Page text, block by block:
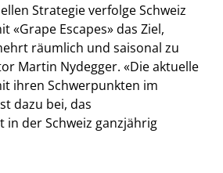
Strategie verfolge Schweiz
«Grape Escapes» das Ziel,
räumlich und saisonal zu
Martin Nydegger. «Die aktuelle
ihren Schwerpunkten im
dazu bei, das
in der Schweiz ganzjährig